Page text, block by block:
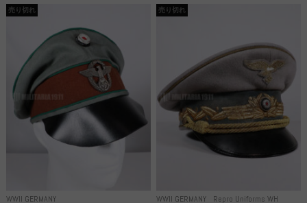
WWII GERMANY
売り切れ
WWII GERMANY Repro Uniforms WH
売り切れ